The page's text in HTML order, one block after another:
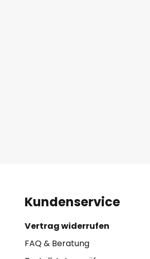
Kundenservice
Vertrag widerrufen
FAQ & Beratung